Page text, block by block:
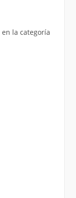
la categoría